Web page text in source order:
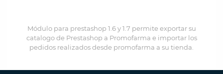
Módulo para prestashop 1.6 y 1.7 permite exportar su
catalogo de Prestashop a Promofarma e importar los
pedidos realizados desde promofarma a su tienda.